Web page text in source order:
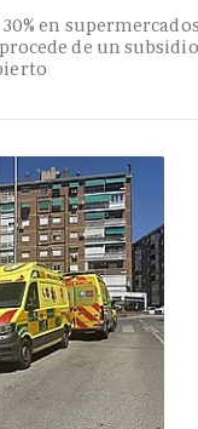
en
de un subsidio